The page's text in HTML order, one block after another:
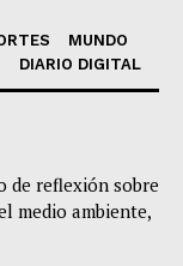
MUNDO
DIARIO DIGITAL
de reflexión sobre
medio ambiente,